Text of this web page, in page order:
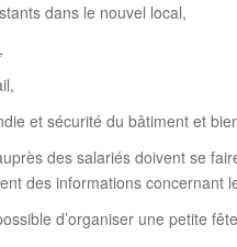
dans le nouvel local,
et sécurité du bâtiment et
des salariés doivent se
des informations concernant
d’organiser une petite